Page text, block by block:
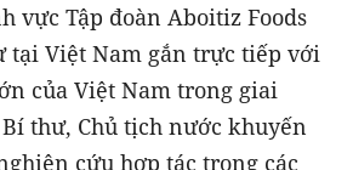
vực Tập đoàn Aboitiz Foods
tại Việt Nam gắn trực tiếp với
của Việt Nam trong giai
thư, Chủ tịch nước khuyến
cứu hợp tác trong các